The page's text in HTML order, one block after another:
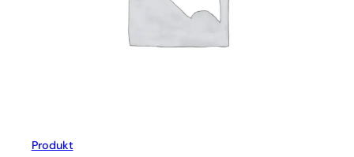
Produkt